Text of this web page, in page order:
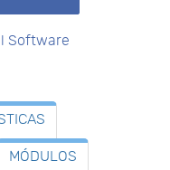
Software
MÓDULOS